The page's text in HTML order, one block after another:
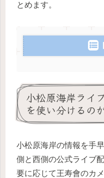
とめます。
小松原海岸ライ
を使い分けるの
小松原海岸の情報を手
側と西側の公式ライブ
要に応じて王寿會のカ